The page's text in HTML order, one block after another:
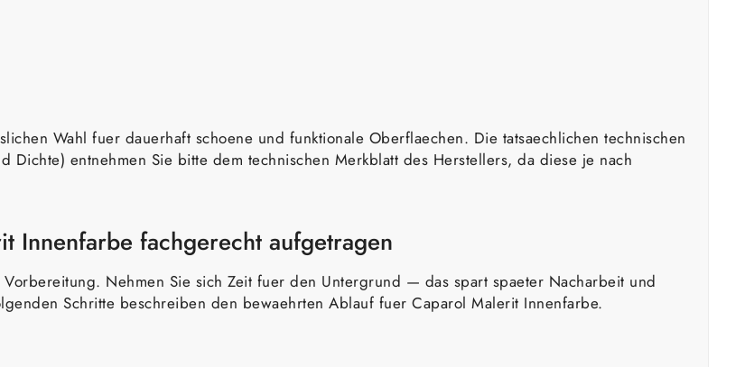
Wahl fuer dauerhaft schoene und funktionale Oberflaechen. Die tatsaechlichen technischen
Dichte) entnehmen Sie bitte dem technischen Merkblatt des Herstellers, da diese je nach
fachgerecht aufgetragen
Nehmen Sie sich Zeit fuer den Untergrund — das spart spaeter Nacharbeit und
Schritte beschreiben den bewaehrten Ablauf fuer Caparol Malerit Innenfarbe.